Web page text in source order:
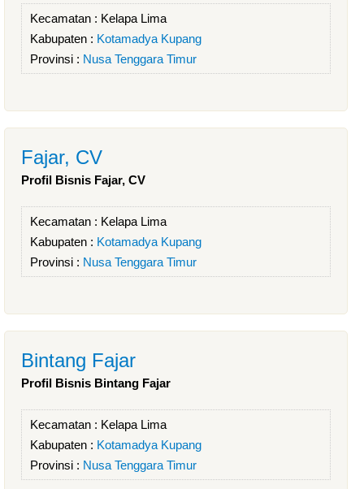
Kecamatan : Kelapa Lima
Kabupaten : Kotamadya Kupang
Provinsi : Nusa Tenggara Timur
Fajar, CV
Profil Bisnis Fajar, CV
Kecamatan : Kelapa Lima
Kabupaten : Kotamadya Kupang
Provinsi : Nusa Tenggara Timur
Bintang Fajar
Profil Bisnis Bintang Fajar
Kecamatan : Kelapa Lima
Kabupaten : Kotamadya Kupang
Provinsi : Nusa Tenggara Timur